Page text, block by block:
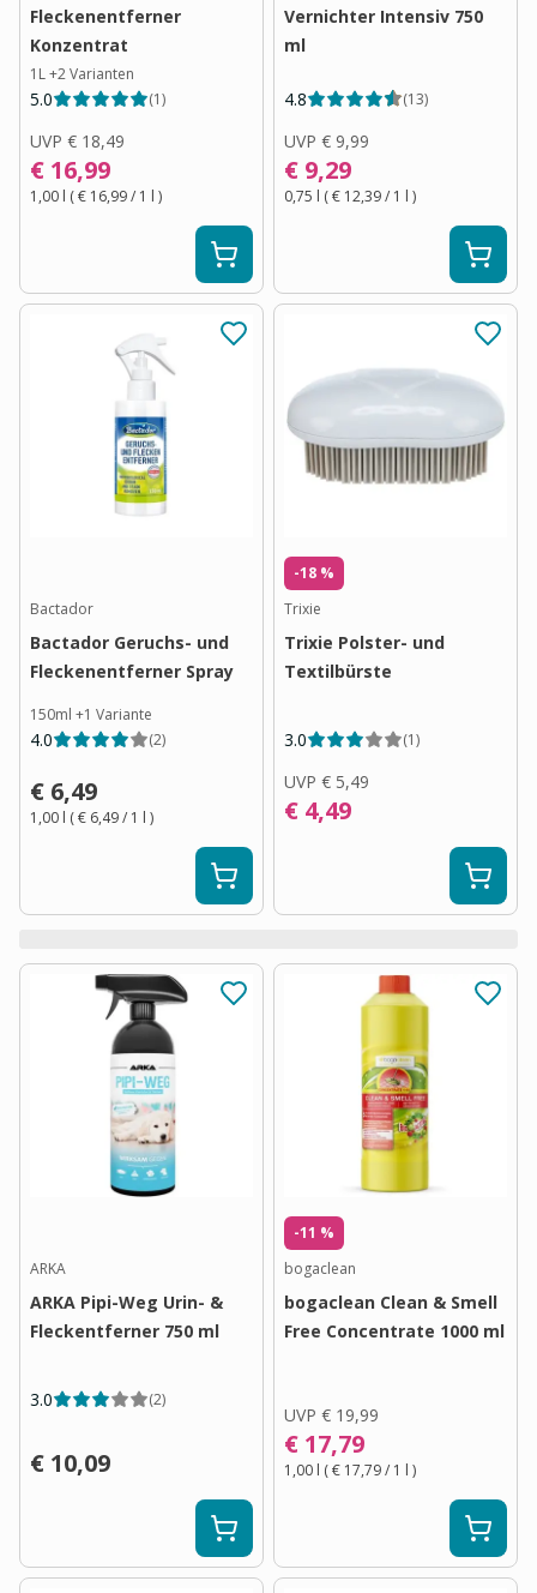
Fleckenentferner
Konzentrat
1L+2Varianten
5.0 (1)
UVP € 18,49
€ 16,99
1,00 l (€ 16,99/ 1 l )
Vernichter Intensiv 750
ml
4.8 (13)
UVP € 9,99
€ 9,29
0,75 l (€ 12,39/ 1 l )
Bactador
Bactador Geruchs- und
Fleckenentferner Spray
150ml +1 Variante
4.0 (2)
€ 6,49
1,00 l (€ 6,49/ 1 l )
-18 %
Trixie
Trixie Polster- und
Textilbürste
3.0 (1)
UVP € 5,49
€ 4,49
ARKA
ARKA Pipi-Weg Urin- &
Fleckentferner 750 ml
3.0 (2)
€ 10,09
-11 %
bogaclean
bogaclean Clean & Smell
Free Concentrate 1000 ml
UVP € 19,99
€ 17,79
1,00 l (€ 17,79/ 1 l )